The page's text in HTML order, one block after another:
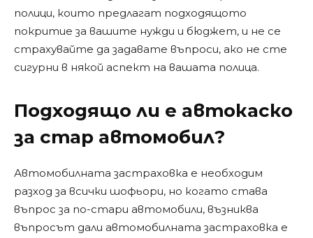
полици, които предлагат подходящото
покритие за вашите нужди и бюджет, и не се
страхувайте да задавате въпроси, ако не сте
сигурни в някой аспект на вашата полица.
Подходящо ли е автокаско
за стар автомобил?
Автомобилната застраховка е необходим
разход за всички шофьори, но когато става
въпрос за по-стари автомобили, възниква
въпросът дали автомобилната застраховка е